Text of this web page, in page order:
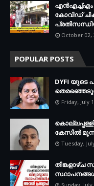
എന്‍എച്ച്എം
കോവിഡ്
October 02,
POPULAR POSTS
DYFI യുടെ
Friday, July
കേസില്‍
Tuesday,
തിങ്കളാഴ്ച